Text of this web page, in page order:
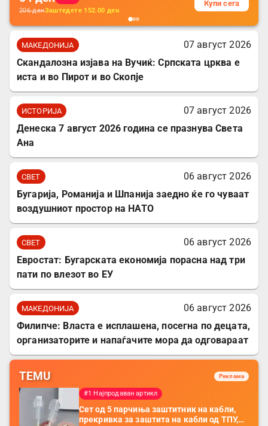
206денЗаштедете 152.00 ден
Купи сега
МАКЕДОНИЈА
07 август 2026
Скандалозна изјава на Вучиќ: Српската црква е
иста и во Пирот и во Скопје
ИСТОРИЈА
07 август 2026
Денеска 7 август 2026 година се празнува Света
Ана
СВЕТ
06 август 2026
Бугарија, Романија и Шпанија заедно ќе го чуваат
воздушниот простор на НАТО
СВЕТ
06 август 2026
Евростат: Бугарската економија порасна над три
пати по влезот во ЕУ
МАКЕДОНИЈА
06 август 2026
Филипче: Власта е исплашена, посегна по децата,
организаторите и напаѓачите мора да одговараат
TEMU Реклама
#1 Најпродаван артикл
Сет од 5 парчиња заштитник на кабли,
прекривка за заштита на кабли од ТПУ,